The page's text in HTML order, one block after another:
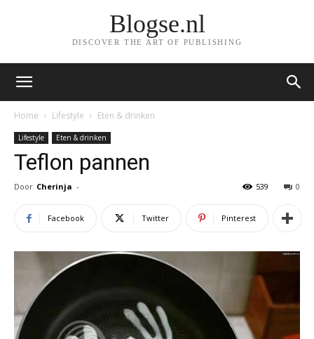
Blogse.nl
DISCOVER THE ART OF PUBLISHING
Home Lifestyle Eten & drinken
Lifestyle Eten & drinken
Teflon pannen
Door Cherinja - 0
539
Facebook Twitter Pinterest